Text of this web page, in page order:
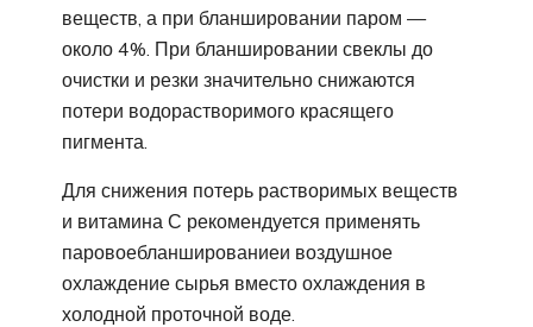
веществ, а при бланшировании паром —
около 4%. При бланшировании свеклы до
очистки и резки значительно снижаются
потери водорастворимого красящего
пигмента.
Для снижения потерь растворимых веществ
и витамина С рекомендуется применять
паровоебланшированиеи воздушное
охлаждение сырья вместо охлаждения в
холодной проточной воде.